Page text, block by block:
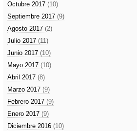
Octubre 2017 (10)
Septiembre 2017 (9)
Agosto 2017 (2)
Julio 2017 (11)
Junio 2017 (10)
Mayo 2017 (10)
Abril 2017 (8)
Marzo 2017 (9)
Febrero 2017 (9)
Enero 2017 (9)
Diciembre 2016 (10)